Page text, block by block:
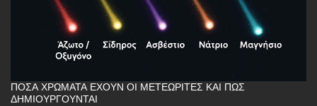
ΠΌΣΑ ΧΡΏΜΑΤΑ ΈΧΟΥΝ ΟΙ ΜΕΤΕΩΡΊΤΕΣ ΚΑΙ ΠΏΣ
ΔΗΜΙΟΥΡΓΟΎΝΤΑΙ